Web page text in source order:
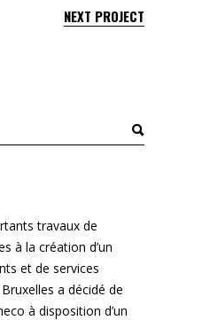
NEXT PROJECT
travaux de
à la création d’un
et de services
a décidé de
à disposition d’un